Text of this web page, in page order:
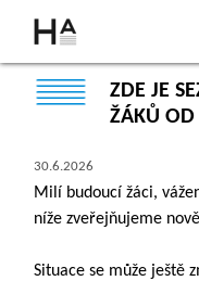
ZDE JE
ŽÁKŮ
30.6.2026
Milí budoucí žáci,
níže zveřejňujeme
Situace se může ještě